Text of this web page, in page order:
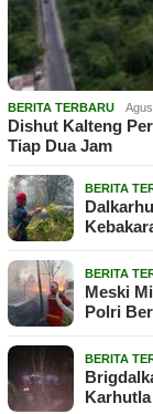
BERITA TERBARU
Dishut Kalteng
Tiap Dua Jam
BERITA
BERITA
Meski
Polri
BERITA